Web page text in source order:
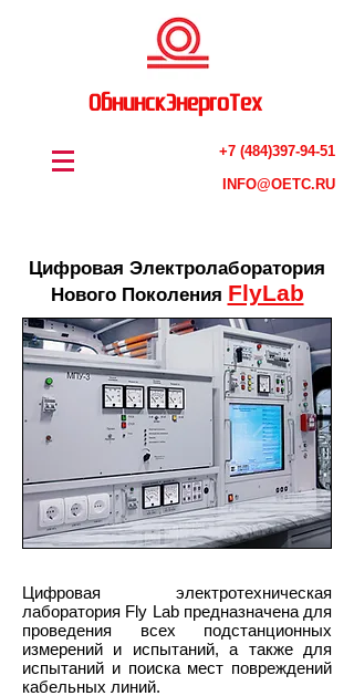
ОбнинскЭнергоТех
+7 (484)397-94-51
INFO@OETC.RU
Цифровая Электролаборатория
Нового Поколения FlyLab
Цифровая электротехническая
лаборатория Fly Lab предназначена для
проведения всех подстанционных
измерений и испытаний, а также для
испытаний и поиска мест повреждений
кабельных линий.